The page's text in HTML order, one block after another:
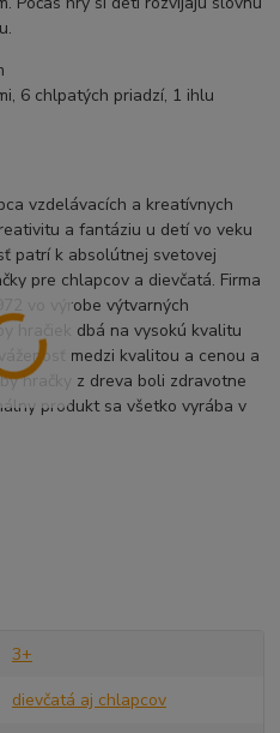
6 chlpatých priadzí, 1 ihlu
vzdelávacích a kreatívnych
a fantáziu u detí vo veku
patrí k absolútnej svetovej
pre chlapcov a dievčatá. Firma
vo výrobe výtvarných
hračiek dbá na vysokú kvalitu
medzi kvalitou a cenou a
hračky z dreva boli zdravotne
produkt sa všetko vyrába v
3+
dievčatá aj chlapcov